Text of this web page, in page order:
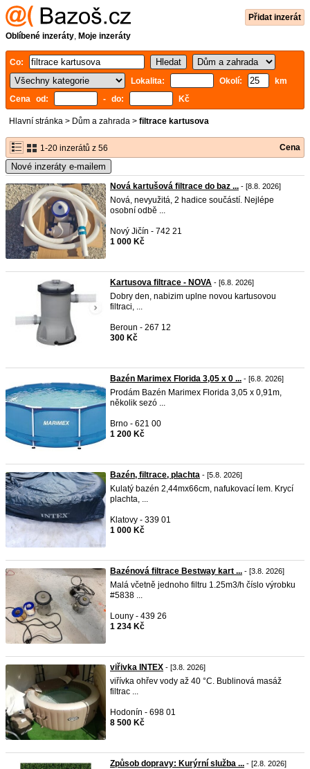
Přidat inzerát
Oblíbené inzeráty, Moje inzeráty
Co:
Lokalita:
Okolí:
km
Cena od:
- do: Kč
Hlavní stránka > Dům a zahrada > filtrace kartusova
1-20 inzerátů z 56 Cena
Nové inzeráty e-mailem
Nová kartušová filtrace do baz ... - [8.8. 2026]
Nová, nevyužitá, 2 hadice součástí. Nejlépe
osobní odbě ...
Nový Jičín - 742 21
1 000 Kč
Kartusova filtrace - NOVA - [6.8. 2026]
Dobry den, nabizim uplne novou kartusovou
filtraci, ...
Beroun - 267 12
300 Kč
Bazén Marimex Florida 3,05 x 0 ... - [6.8. 2026]
Prodám Bazén Marimex Florida 3,05 x 0,91m,
několik sezó ...
Brno - 621 00
1 200 Kč
Bazén, filtrace, plachta - [5.8. 2026]
Kulatý bazén 2,44mx66cm, nafukovací lem. Krycí
plachta, ...
Klatovy - 339 01
1 000 Kč
Bazénová filtrace Bestway kart ... - [3.8. 2026]
Malá včetně jednoho filtru 1.25m3/h číslo výrobku
#5838 ...
Louny - 439 26
1 234 Kč
viřivka INTEX - [3.8. 2026]
viřívka ohřev vody až 40 °C. Bublinová masáž
filtrac ...
Hodonín - 698 01
8 500 Kč
Způsob dopravy: Kurýrní služba ... - [2.8. 2026]